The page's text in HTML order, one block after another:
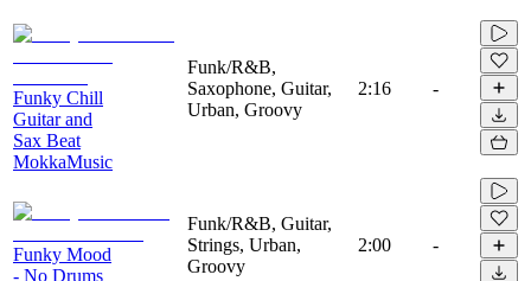
Funky Chill
Guitar and
Sax Beat
MokkaMusic
Funk/R&B,
Saxophone, Guitar,
Urban, Groovy
2:16 -
Funky Mood
- No Drums
Funk/R&B, Guitar,
Strings, Urban,
Groovy
2:00 -